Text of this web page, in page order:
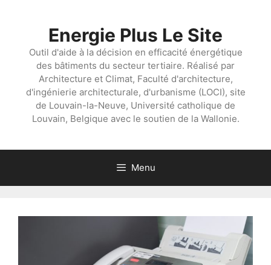
Energie Plus Le Site
Outil d'aide à la décision en efficacité énergétique
des bâtiments du secteur tertiaire. Réalisé par
Architecture et Climat, Faculté d'architecture,
d'ingénierie architecturale, d'urbanisme (LOCI), site
de Louvain-la-Neuve, Université catholique de
Louvain, Belgique avec le soutien de la Wallonie.
Menu